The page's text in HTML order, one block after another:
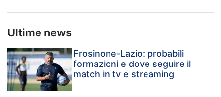
Ultime news
Frosinone-Lazio: probabili
formazioni e dove seguire il
match in tv e streaming